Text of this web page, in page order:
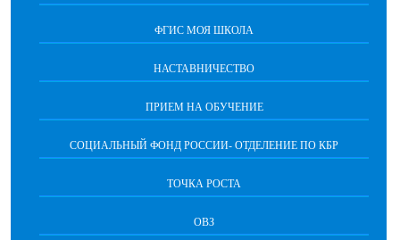
ФГИС МОЯ ШКОЛА
НАСТАВНИЧЕСТВО
ПРИЕМ НА ОБУЧЕНИЕ
СОЦИАЛЬНЫЙ ФОНД РОССИИ- ОТДЕЛЕНИЕ ПО КБР
ТОЧКА РОСТА
ОВЗ